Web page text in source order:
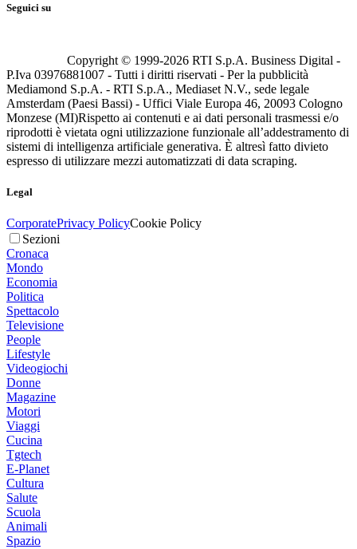
Seguici su
Copyright © 1999-2026 RTI S.p.A. Business Digital -
P.Iva 03976881007 - Tutti i diritti riservati - Per la pubblicità
Mediamond S.p.A. - RTI S.p.A., Mediaset N.V., sede legale
Amsterdam (Paesi Bassi) - Uffici Viale Europa 46, 20093 Cologno
Monzese (MI)Rispetto ai contenuti e ai dati personali trasmessi e/o
riprodotti è vietata ogni utilizzazione funzionale all’addestramento di
sistemi di intelligenza artificiale generativa. È altresì fatto divieto
espresso di utilizzare mezzi automatizzati di data scraping.
Legal
CorporatePrivacy PolicyCookie Policy
Sezioni
Cronaca
Mondo
Economia
Politica
Spettacolo
Televisione
People
Lifestyle
Videogiochi
Donne
Magazine
Motori
Viaggi
Cucina
Tgtech
E-Planet
Cultura
Salute
Scuola
Animali
Spazio